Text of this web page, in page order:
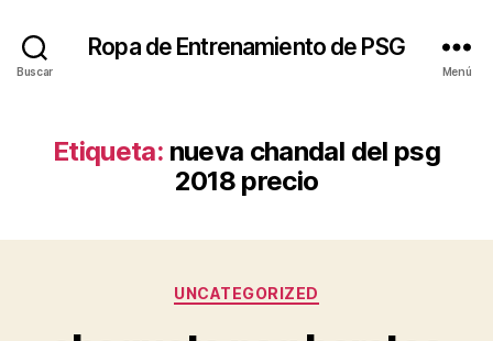
Buscar
Ropa de Entrenamiento de PSG
Menú
Etiqueta: nueva chandal del psg
2018 precio
Categorías
UNCATEGORIZED